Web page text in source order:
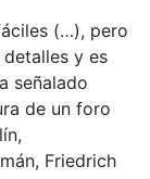
(…), pero
y es
señalado
de un foro
Friedrich